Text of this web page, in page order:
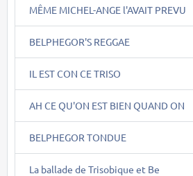
MÊME MICHEL-ANGE l'AVAIT PREVU
BELPHEGOR'S REGGAE
IL EST CON CE TRISO
AH CE QU'ON EST BIEN QUAND ON
BELPHEGOR TONDUE
La ballade de Trisobique et Be